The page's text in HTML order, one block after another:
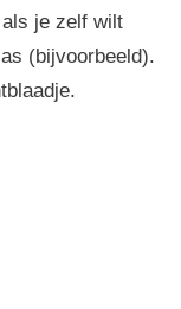
je zelf wilt
(bijvoorbeeld).